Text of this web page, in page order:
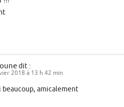
dit :
2018 à 13 h 42 min
beaucoup, amicalement